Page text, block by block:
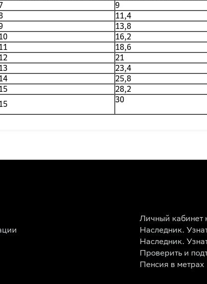
9
11,4
13,8
16,2
18,6
21
23,4
25,8
28,2
30
Личный кабинет
Наследник.
Наследник.
Проверить и
Пенсия в метрах